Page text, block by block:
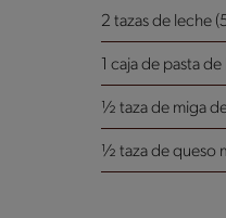
2 tazas de leche
1 caja de pasta
½ taza de miga
½ taza de queso